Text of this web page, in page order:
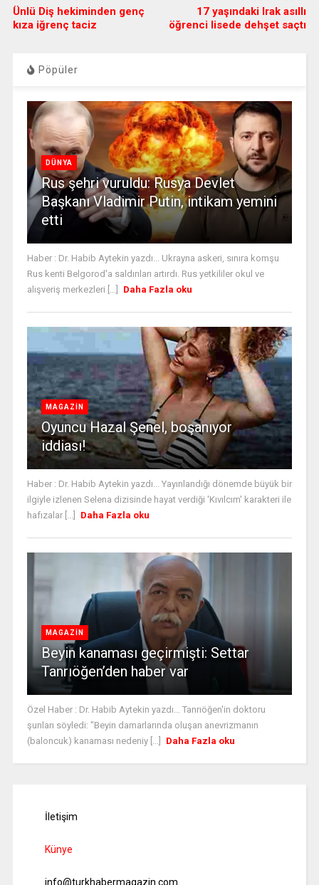
Ünlü Diş hekiminden genç
kıza iğrenç taciz
17 yaşındaki Irak asıllı
öğrenci lisede dehşet saçtı
Pöpüler
DÜNYA
Rus şehri vuruldu: Rusya Devlet
Başkanı Vladimir Putin, intikam yemini
etti
Haber : Dr. Habib Aytekin yazdı... Ukrayna askeri, sınıra komşu
Rus kenti Belgorod'a saldırıları artırdı. Rus yetkililer okul ve
alışveriş merkezleri [...]
Daha Fazla oku
MAGAZİN
Oyuncu Hazal Şenel, boşanıyor
iddiası!
Haber : Dr. Habib Aytekin yazdı... Yayınlandığı dönemde büyük bir
ilgiyle izlenen Selena dizisinde hayat verdiği 'Kıvılcım' karakteri ile
hafızalar [...]
Daha Fazla oku
MAGAZİN
Beyin kanaması geçirmişti: Settar
Tanrıöğen’den haber var
Özel Haber : Dr. Habib Aytekin yazdı... Tanrıöğen'in doktoru
şunları söyledi: "Beyin damarlarında oluşan anevrizmanın
(baloncuk) kanaması nedeniy [...]
Daha Fazla oku
İletişim
Künye
info@turkhabermagazin.com